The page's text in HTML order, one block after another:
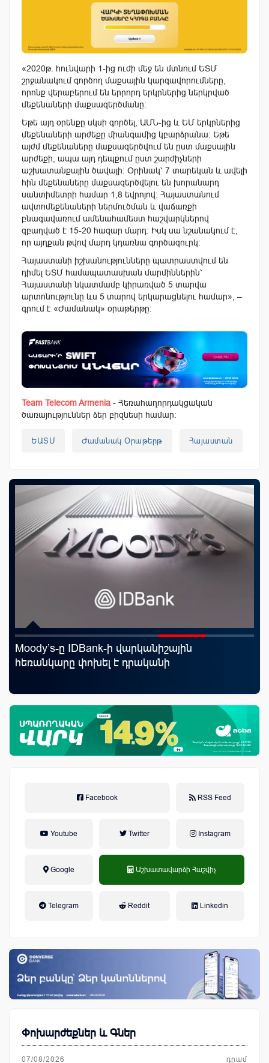
«2020թ. հունվարի 1-ից ուժի մեջ են մտնում ԵՏՄ
շրջանակում գործող մաքսային կարգավորումները,
որոնք վերաբերում են երրորդ երկրներից ներկրված
մեքենաների մաքսազերծմանը:
Եթե այդ օրենքը սկսի գործել, ԱՄՆ-ից և ԵՄ երկրներից
մեքենաների արժեքը միանգամից կբարձրանա: Եթե
այժմ մեքենաները մաքսազերծվում են ըստ մաքսային
արժեքի, ապա այդ դեպքում ըստ շարժիչների
աշխատանքային ծավալի: Օրինակ՝ 7 տարեկան և ավելի
հին մեքենաները մաքսազերծվելու են խորանարդ
սանտիմետրի համար 1,8 եվրոյով: Հայաստանում
ավտոմեքենաների ներմուծման և վաճառքի
բնագավառում ամենահամեստ հաշվարկներով
զբաղված է 15-20 հազար մարդ: Իսկ սա նշանակում է,
որ այդքան թվով մարդ կդառնա գործազուրկ:
Հայաստանի իշխանությունները պատրաստվում են
դիմել ԵՏՄ համապատասխան մարմիններին՝
Հայաստանի նկատմամբ կիրառված 5 տարվա
արտոնությունը ևս 5 տարով երկարացնելու համար», –
գրում է «Ժամանակ» օրաթերթը:
Team Telecom Armenia - Հեռահաղորդակցական
ծառայություններ ձեր բիզնեսի համար:
ԵԱՏՄ Ժամանակ Օրաթերթ Հայաստան
Moody’s-ը IDBank-ի վարկանիշային
հեռանկարը փոխել է դրականի
Facebook RSS Feed
Youtube Twitter Instagram
Google Աշխատավարձի Հաշվիչ
Telegram Reddit Linkedin
Փոխարժեքներ և Գներ
07/08/2026 դրամ